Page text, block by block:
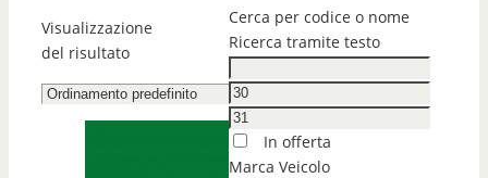
Visualizzazione
del risultato
Cerca per codice o nome
Ricerca tramite testo
In offerta
Marca Veicolo